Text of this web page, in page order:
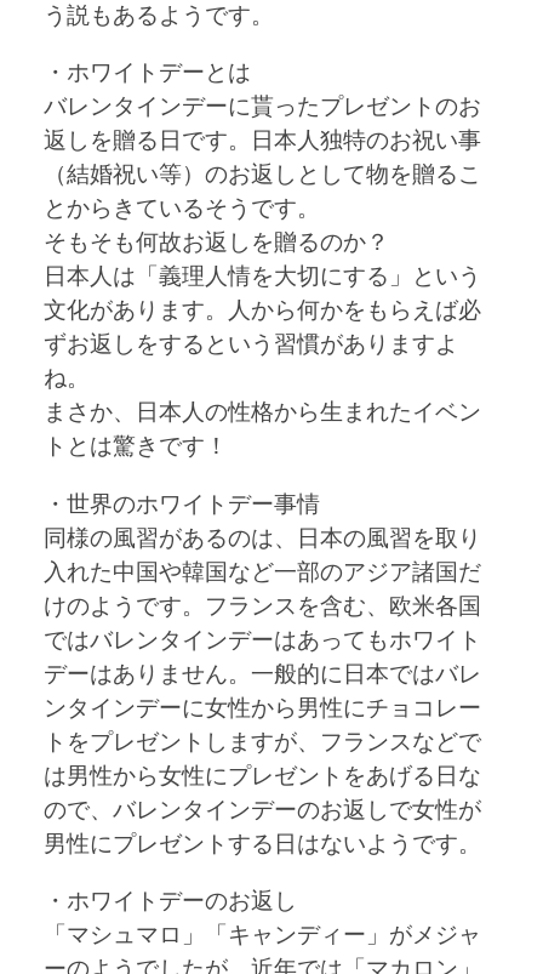
う説もあるようです。
・ホワイトデーとは
バレンタインデーに貰ったプレゼントのお
返しを贈る日です。日本人独特のお祝い事
（結婚祝い等）のお返しとして物を贈るこ
とからきているそうです。
そもそも何故お返しを贈るのか？
日本人は「義理人情を大切にする」という
文化があります。人から何かをもらえば必
ずお返しをするという習慣がありますよ
ね。
まさか、日本人の性格から生まれたイベン
トとは驚きです！
・世界のホワイトデー事情
同様の風習があるのは、日本の風習を取り
入れた中国や韓国など一部のアジア諸国だ
けのようです。フランスを含む、欧米各国
ではバレンタインデーはあってもホワイト
デーはありません。一般的に日本ではバレ
ンタインデーに女性から男性にチョコレー
トをプレゼントしますが、フランスなどで
は男性から女性にプレゼントをあげる日な
ので、バレンタインデーのお返しで女性が
男性にプレゼントする日はないようです。
・ホワイトデーのお返し
「マシュマロ」「キャンディー」がメジャ